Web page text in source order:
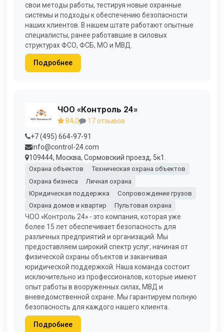
свои методы работы, тестируя новые охранные
системы и подходы к обеспечению безопасности
наших клиентов. В нашем штате работают опытные
специалисты, ранее работавшие в силовых
структурах ФСО, ФСБ, МО и МВД.
Подробнее
ЧОО «Контроль 24»
84,0
17 отзывов
+7 (495) 664-97-91
info@control-24.com
109444, Москва, Сормовский проезд, 5к1.
Охрана объектов
Техническая охрана объектов
Охрана бизнеса
Личная охрана
Юридическая поддержка
Сопровождение грузов
Охрана домов и квартир
Пультовая охрана
ЧОО «Контроль 24» - это компания, которая уже
более 15 лет обеспечивает безопасность для
различных предприятий и организаций. Мы
предоставляем широкий спектр услуг, начиная от
физической охраны объектов и заканчивая
юридической поддержкой. Наша команда состоит
исключительно из профессионалов, которые имеют
опыт работы в вооруженных силах, МВД и
вневедомственной охране. Мы гарантируем полную
безопасность для каждого нашего клиента.
Подробнее